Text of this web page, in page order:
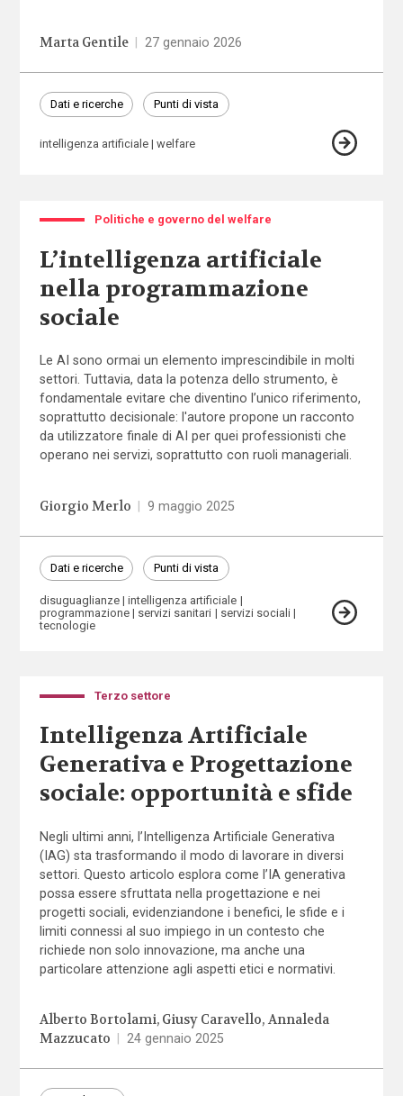
Marta Gentile 27 gennaio 2026
Dati e ricerche Punti di vista
intelligenza artificiale welfare
Politiche e governo del welfare
L’intelligenza artificiale
nella programmazione
sociale
Le AI sono ormai un elemento imprescindibile in molti
settori. Tuttavia, data la potenza dello strumento, è
fondamentale evitare che diventino l’unico riferimento,
soprattutto decisionale: l'autore propone un racconto
da utilizzatore finale di AI per quei professionisti che
operano nei servizi, soprattutto con ruoli manageriali.
Giorgio Merlo 9 maggio 2025
Dati e ricerche Punti di vista
disuguaglianze
intelligenza artificiale
programmazione
servizi sanitari
servizi sociali
tecnologie
Terzo settore
Intelligenza Artificiale
Generativa e Progettazione
sociale: opportunità e sfide
Negli ultimi anni, l’Intelligenza Artificiale Generativa
(IAG) sta trasformando il modo di lavorare in diversi
settori. Questo articolo esplora come l’IA generativa
possa essere sfruttata nella progettazione e nei
progetti sociali, evidenziandone i benefici, le sfide e i
limiti connessi al suo impiego in un contesto che
richiede non solo innovazione, ma anche una
particolare attenzione agli aspetti etici e normativi.
Alberto Bortolami Giusy Caravello Annaleda
Mazzucato
24 gennaio 2025